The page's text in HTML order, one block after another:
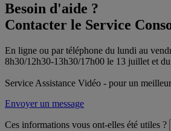
Besoin d'aide ?
Contacter le Service
En ligne ou par téléphone du lundi au
8h30/12h30-13h30/17h00 le 13 juillet et
Service Assistance Vidéo - pour un
Envoyer un message
Ces informations vous ont-elles été utiles ?